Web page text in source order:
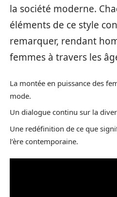
la société moderne.
éléments de ce style
remarquer, rendant
femmes à travers les
La montée en puissance des
mode.
Un dialogue continu sur la
Une redéfinition de ce que
l’ère contemporaine.